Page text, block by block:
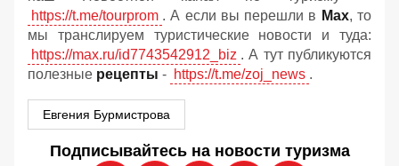
https://t.me/tourprom . А если вы перешли в Мах, то
мы транслируем туристические новости и туда:
https://max.ru/id7743542912_biz . А тут публикуются
полезные рецепты - https://t.me/zoj_news .
Евгения Бурмистрова
Подписывайтесь на новости туризма